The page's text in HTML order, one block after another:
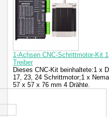
1-Achsen CNC-Schrittmotor-Kit
Treiber
Dieses CNC-Kit beinhaltete:1 x
17, 23, 24 Schrittmotor;1 x
57 x 57 x 76 mm 4 Drähte.